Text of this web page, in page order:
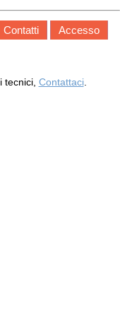
Contatti Accesso
tecnici, Contattaci.